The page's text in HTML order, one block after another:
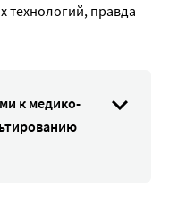
технологий, правда
к медико-